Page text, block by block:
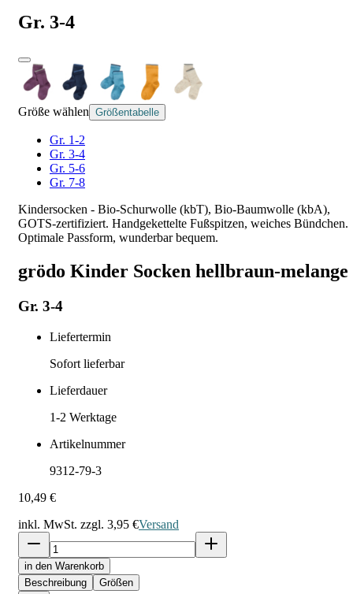
Gr. 3-4
Größe wählen Größentabelle
Gr. 1-2
Gr. 3-4
Gr. 5-6
Gr. 7-8
Kindersocken - Bio-Schurwolle (kbT), Bio-Baumwolle (kbA),
GOTS-zertifiziert. Handgekettelte Fußspitzen, weiches Bündchen.
Optimale Passform, wunderbar bequem.
grödo Kinder Socken hellbraun-melange
Gr. 3-4
Liefertermin
Sofort lieferbar
Lieferdauer
1-2 Werktage
Artikelnummer
9312-79-3
10,49 €
inkl. MwSt. zzgl. 3,95 €Versand
in den Warenkorb
Beschreibung
Größen